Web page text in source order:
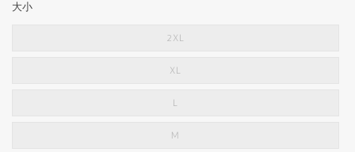
大小
2XL
XL
L
M